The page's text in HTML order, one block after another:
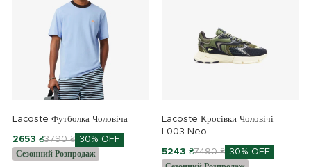
Lacoste Футболка Чоловіча
2653 ₴3790 ₴ 30% OFF
Сезонний Розпродаж
Lacoste Кросівки Чоловічі
L003 Neo
5243 ₴7490 ₴ 30% OFF